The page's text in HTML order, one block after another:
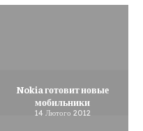
Nokia готовит новые
мобильники
14 Лютого 2012